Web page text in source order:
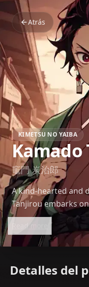
Atrás
KIMETSU NO YAIBA
Kamado
竈門 炭治郎
A kind-hearted and
Tanjirou embarks
his family and cure
unwavering
Breathing, and
Detalles del